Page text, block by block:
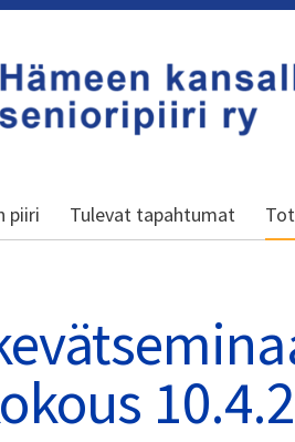
piiri Tulevat tapahtumat